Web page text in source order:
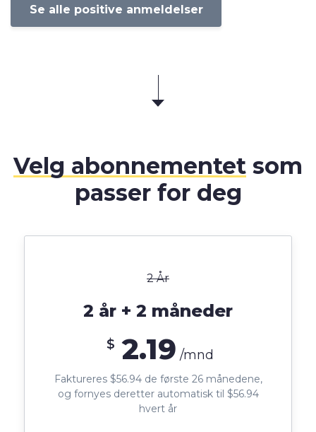
Se alle positive anmeldelser
Velg abonnementet som
passer for deg
2 År
2 år + 2 måneder
$ 2.19 /mnd
Faktureres $56.94 de første 26 månedene,
og fornyes deretter automatisk til $56.94
hvert år